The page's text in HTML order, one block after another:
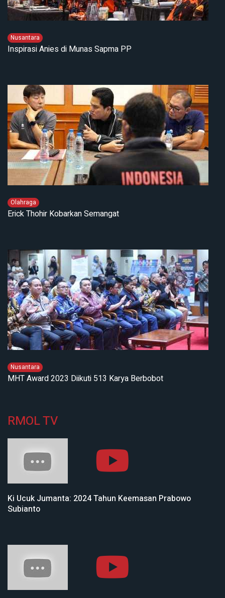
Nusantara
Inspirasi Anies di Munas Sapma PP
Olahraga
Erick Thohir Kobarkan Semangat
Nusantara
MHT Award 2023 Diikuti 513 Karya Berbobot
RMOL TV
Ki Ucuk Jumanta: 2024 Tahun Keemasan Prabowo
Subianto